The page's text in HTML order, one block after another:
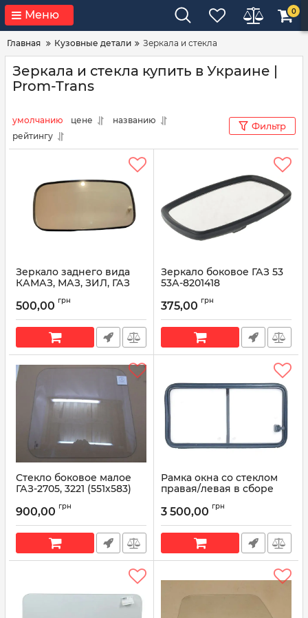
Меню 0
Главная Кузовные детали Зеркала и стекла
Зеркала и стекла купить в Украине |
Prom-Trans
умолчанию цене
названию
рейтингу
Фильтр
Зеркало заднего вида
КАМАЗ, МАЗ, ЗИЛ, ГАЗ
Артикул: 441.8201010
500,00 грн
Зеркало боковое ГАЗ 53
53А-8201418
375,00 грн
Стекло боковое малое
ГАЗ-2705, 3221 (551х583)
Артикул: 33023-5403082
900,00 грн
Рамка окна со стеклом
правая/левая в сборе
5403010-01/3221-5403011
Артикул: 3221-5403010-01/3221-
5403011
3 500,00 грн